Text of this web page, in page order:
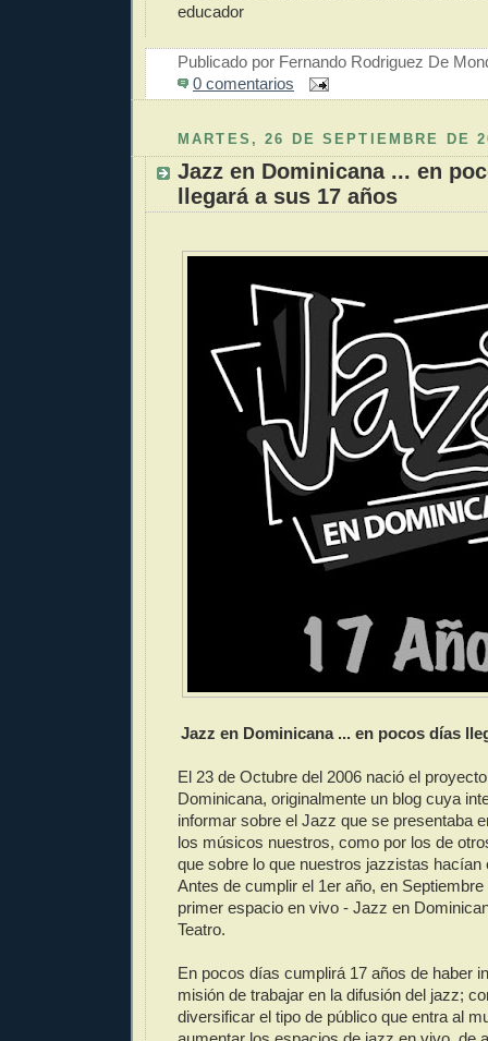
educador
Publicado por Fernando Rodriguez De
0 comentarios
MARTES, 26 DE SEPTIEMBRE DE
Jazz en Dominicana ... en
llegará a sus 17 años
Jazz en Dominicana ... en pocos días
El 23 de Octubre del 2006 nació el
Dominicana, originalmente un blog cuya
informar sobre el Jazz que se presentaba
los músicos nuestros, como por los de
que sobre lo que nuestros jazzistas hacían
Antes de cumplir el 1er año, en
primer espacio en vivo - Jazz en
Teatro.
En pocos días cumplirá 17 años de haber
misión de trabajar en la difusión del jazz;
diversificar el tipo de público que entra al